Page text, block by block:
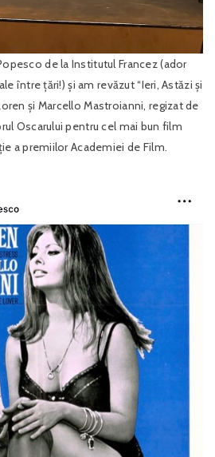
de la Institutul Francez (ador
între țări!) și am revăzut “Ieri, Astăzi și
și Marcello Mastroianni, regizat de
Oscarului pentru cel mai bun film
a premiilor Academiei de Film.